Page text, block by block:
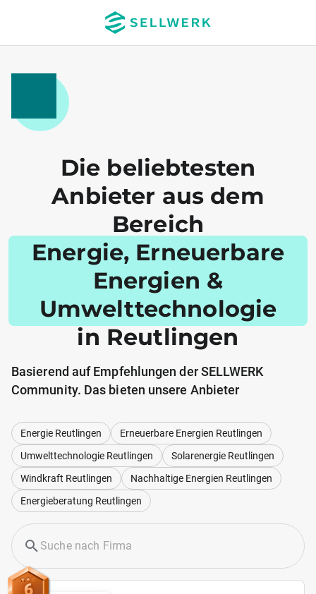
Die beliebtesten
Anbieter aus dem
Bereich
Energie, Erneuerbare
Energien &
Umwelttechnologie
in Reutlingen
Basierend auf Empfehlungen der SELLWERK
Community. Das bieten unsere Anbieter
Energie Reutlingen
Erneuerbare Energien Reutlingen
Umwelttechnologie Reutlingen
Solarenergie Reutlingen
Windkraft Reutlingen
Nachhaltige Energien Reutlingen
Energieberatung Reutlingen
6